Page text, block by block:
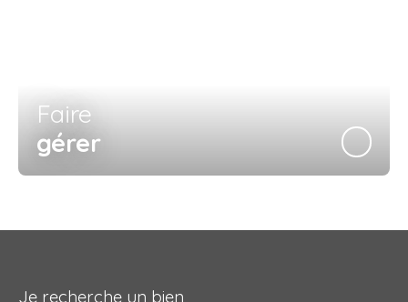
Faire
gérer
Je recherche un bien